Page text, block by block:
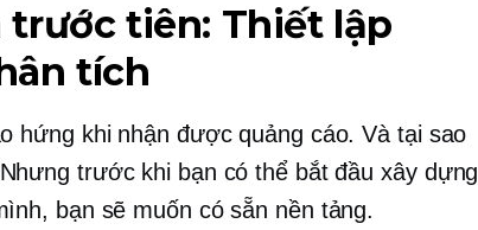
tiên: Thiết lập
tích
hứng khi nhận được quảng cáo. Và tại sao
trước khi bạn có thể bắt đầu xây dựng
bạn sẽ muốn có sẵn nền tảng.